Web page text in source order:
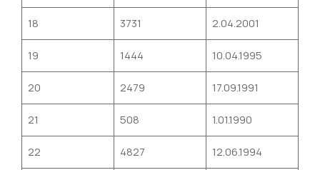
18 3731 2.04.2001
19 1444 10.04.1995
20 2479 17.09.1991
21 508 1.01.1990
22 4827 12.06.1994